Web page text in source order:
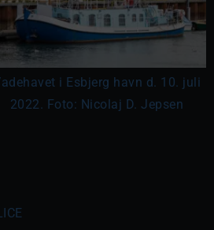
i Esbjerg havn d. 10. juli
2022. Foto: Nicolaj D. Jepsen